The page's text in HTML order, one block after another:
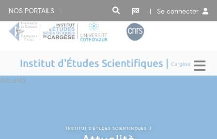
NOS PORTAILS : | Se connecter
Institut d'Études Scientifiques |Cargèse
Attualità
INSTITUT D'ÉTUDES SCIENTIFIQUES |